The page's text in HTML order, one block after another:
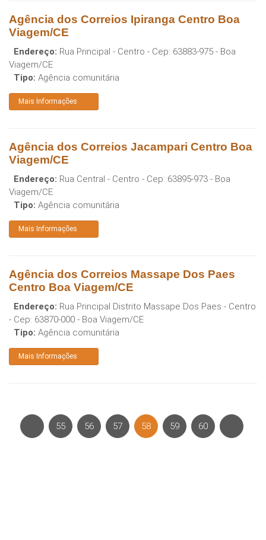
Agência dos Correios Ipiranga Centro Boa
Viagem/CE
Endereço: Rua Principal - Centro - Cep: 63883-975 - Boa
Viagem/CE
Tipo: Agência comunitária
Mais Informações
Agência dos Correios Jacampari Centro Boa
Viagem/CE
Endereço: Rua Central - Centro - Cep: 63895-973 - Boa
Viagem/CE
Tipo: Agência comunitária
Mais Informações
Agência dos Correios Massape Dos Paes
Centro Boa Viagem/CE
Endereço: Rua Principal Distrito Massape Dos Paes - Centro
- Cep: 63870-000 - Boa Viagem/CE
Tipo: Agência comunitária
Mais Informações
55 56 57 58 59 60